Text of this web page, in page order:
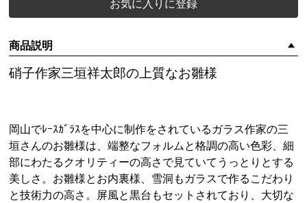
お気に入りに登録
商品説明
硝子作家三垣祥太郎の上質なお雛様
岡山でﾚｰｽｶﾞﾗｽを中心に制作をされているガラス作家の三
垣さんのお雛様は、端整なフォルムと格調の高い色彩、細
部にわたるクオリティーの高さで見ていてうっとりとする
美しさ。お雛様とお内裏様、雪洞もガラスで作るこだわり
と技術力の高さ。屏風と黒台もセットされており、大切な